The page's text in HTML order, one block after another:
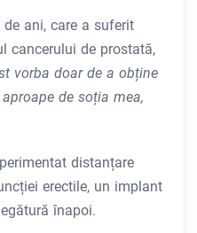
ani, care a suferit
cancerului de prostată,
vorba doar de a obține
de soția mea,
distanțare
erectile, un implant
înapoi.